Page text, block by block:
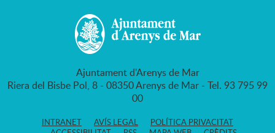
Ajuntament d'Arenys de Mar
Riera del Bisbe Pol, 8 - 08350 Arenys de Mar - Tel. 93 795 99
00
INTRANET AVÍS LEGAL
POLÍTICA PRIVACITAT